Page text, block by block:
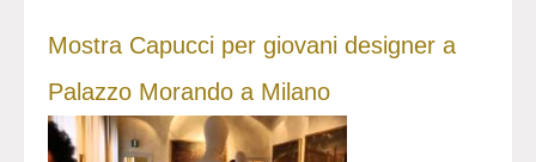
Mostra Capucci per giovani designer a
Palazzo Morando a Milano